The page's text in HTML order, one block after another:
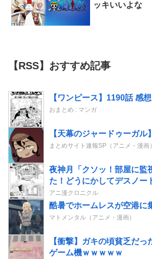
ッキいいよな
【RSS】おすすめ記事
【ワンピース】1190話 感
おまとめ : マンガ
【天幕のジャードゥーガル
まとめサイト速報SP（アニメ・漫画）
夜神月「クソッ！部屋に監
た！どうにかしてデスノ
や！」→結果
アニ漫クロニクル
酷暑でホームレスが空港に
マトメンタル（アニメ・漫画）
【衝撃】ガキの頃貧乏だっ
ゲーム機ｗｗｗｗｗ